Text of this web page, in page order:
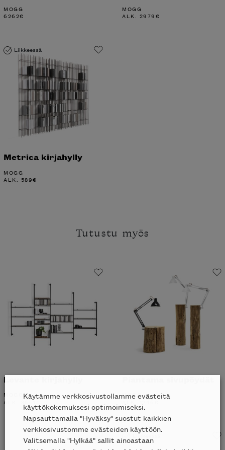
MOGG
6262€
MOGG
ALK. 2979€
Liikkeessä
Metrica kirjahylly
MOGG
ALK. 589€
Tutustu myös
Levante kirjahylly
MOGG
ALK. 3661 €
Piantama sivupöydät
MOGG
ALK.1246€
Liikkeessä
Käytämme verkkosivustollamme evästeitä
käyttökokemuksesi optimoimiseksi.
Napsauttamalla "Hyväksy" suostut kaikkien
verkkosivustomme evästeiden käyttöön.
Valitsemalla "Hylkää" sallit ainoastaan